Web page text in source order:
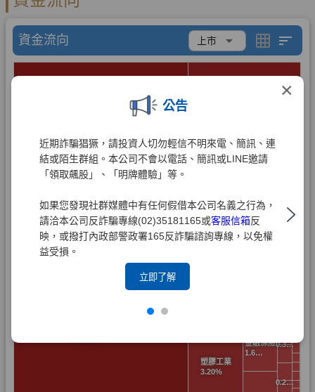
×
公告
近期詐騙猖獗，請投資人切勿輕信不明來電、簡訊、連
結或陌生群組。本公司不會以電話、簡訊或LINE邀請
「領取飆股」、「明牌體驗」等。
如果您發現社群媒體中有任何假借本公司名義之行為，
請洽本公司反詐騙專線(02)35181165或客服信箱反
映，或撥打內政部警政署165反詐騙諮詢專線，以免權
益受損。
立即了解